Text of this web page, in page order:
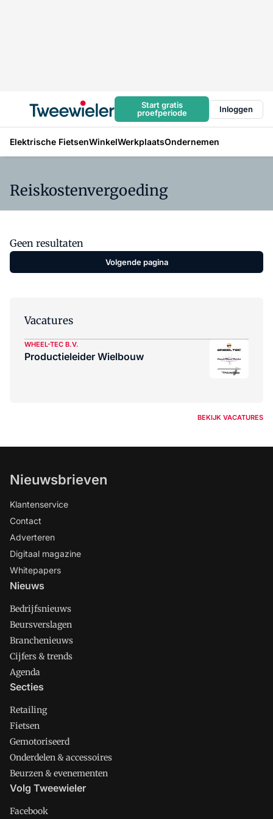
Start gratis
proefperiode
Inloggen
Elektrische FietsenWinkelWerkplaatsOndernemen
Reiskostenvergoeding
Geen resultaten
Volgende pagina
Vacatures
WHEEL-TEC B.V.
Productieleider Wielbouw
BEKIJK VACATURES
Nieuwsbrieven
Klantenservice
Contact
Adverteren
Digitaal magazine
Whitepapers
Nieuws
Bedrijfsnieuws
Beursverslagen
Branchenieuws
Cijfers & trends
Agenda
Secties
Retailing
Fietsen
Gemotoriseerd
Onderdelen & accessoires
Beurzen & evenementen
Volg Tweewieler
Facebook